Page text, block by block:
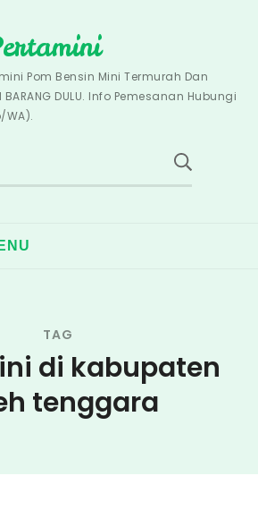
Pom Bensin Mini Termurah Dan
DULU. Info Pemesanan Hubungi
WA).
TAG
di kabupaten
tenggara